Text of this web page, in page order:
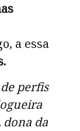
a essa
perfis
dona da